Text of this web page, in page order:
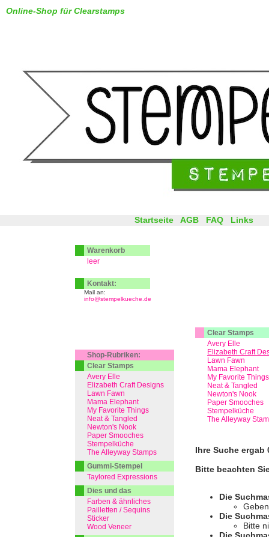
Online-Shop für Clearstamps
Clear Stamps
Avery Elle
Elizabeth Craft
Lawn Fawn
Mama Elephant
My Favorite Things
Neat & Tangled
Newton's Nook
Paper Smooches
Stempelküche
The Alleyway
Ihre Suche ergab
Bitte beachten
Die
Die
Bitte
Startseite AGB FAQ Links
Warenkorb
leer
Kontakt:
Mail an:
info@stempelkueche.de
Shop-Rubriken:
Clear Stamps
Avery Elle
Elizabeth Craft Designs
Lawn Fawn
Mama Elephant
My Favorite Things
Neat & Tangled
Newton's Nook
Paper Smooches
Stempelküche
The Alleyway Stamps
Gummi-Stempel
Taylored Expressions
Dies und das
Farben & ähnliches
Pailletten / Sequins
Sticker
Wood Veneer